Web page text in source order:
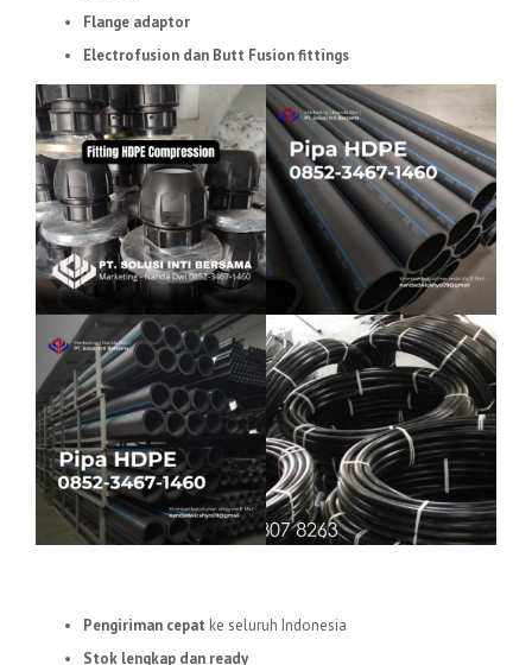
Flange adaptor
Electrofusion dan Butt Fusion fittings
Pengiriman cepat ke seluruh Indonesia
Stok lengkap dan ready